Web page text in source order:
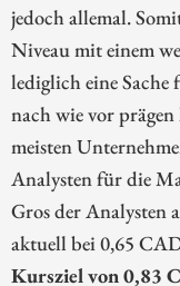
jedoch allemal.
Niveau mit einem
lediglich eine Sache
nach wie vor
meisten
Analysten für die
Gros der Analysten
aktuell bei 0,65
Kursziel von 0,83